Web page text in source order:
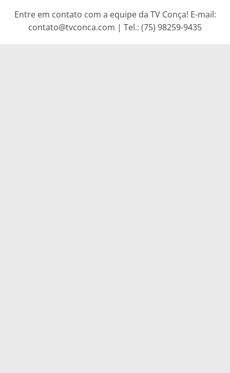
Entre em contato com a equipe da TV Conça! E-mail:
contato@tvconca.com | Tel.: (75) 98259-9435